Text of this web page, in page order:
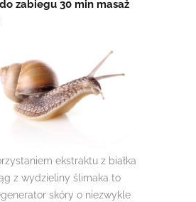
zabiegu 30 min masaż
ekstraktu z białka
z wydzieliny ślimaka to
skóry o niezwykle